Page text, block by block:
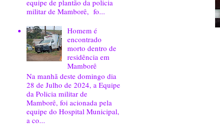
equipe de plantão da policia
militar de Mamborê, fo...
Homem é
encontrado
morto dentro de
residência em
Mamborê
Na manhã deste domingo dia
28 de Julho de 2024, a Equipe
da Policia militar de
Mamborê, foi acionada pela
equipe do Hospital Municipal,
a co...